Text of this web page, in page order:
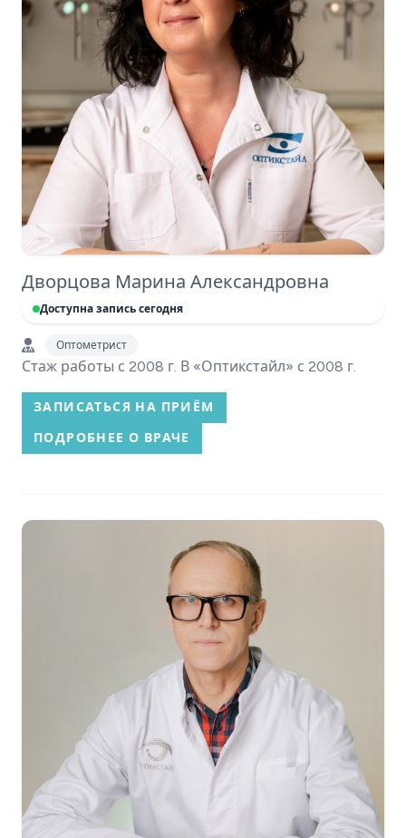
Дворцова Марина Александровна
Доступна запись сегодня
Оптометрист
Стаж работы с 2008 г. В «Оптикстайл» с 2008 г.
ЗАПИСАТЬСЯ НА ПРИЁМ
ПОДРОБНЕЕ О ВРАЧЕ